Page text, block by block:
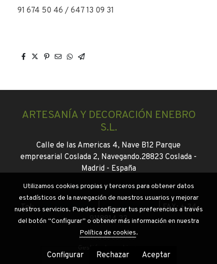
91 674 50 46 / 647 13 09 31
ARTESANÍA Y DECORACIÓN ENEBRO
S.L.
Calle de las Americas 4, Nave B12 Parque
empresarial Coslada 2, Navegando.28823 Coslada -
Madrid - España
info@enebroflor.es
Tel:+ 34 916745046|+34 647130931|FAX: + 34
9118814 33
Política de cookies
Utilizamos cookies propias y terceros para obtener datos
estadísticos de la navegación de nuestros usuarios y mejorar
nuestros servicios. Puedes configurar tus preferencias a través
del botón “Configurar” o obtener más información en nuestra
Política de cookies.
Configurar Rechazar Aceptar